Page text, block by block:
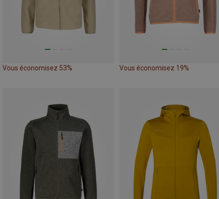
Vous économisez 53% Vous économisez 19%